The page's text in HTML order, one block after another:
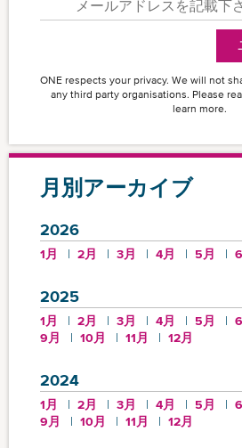
ONE respects your privacy. We will not
any third party organisations. Please
learn more.
月別アーカイブ
2026
1月 2月 3月 4月 5月
2025
1月 2月 3月 4月 5月
9月
10月 11月 12月
2024
1月 2月 3月 4月 5月
9月
10月 11月 12月